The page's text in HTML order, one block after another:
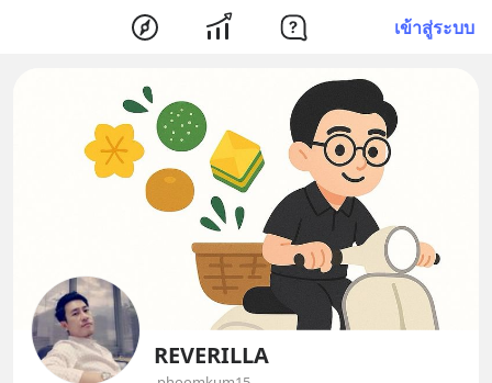
เข้าสู่ระบบ
REVERILLA